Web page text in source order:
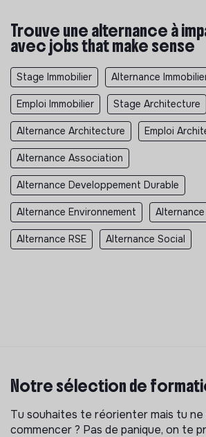
Trouve une alternance à
avec jobs that make sense
Stage Immobilier Alternance
Emploi Immobilier Stage Architecture
Alternance Architecture Emploi
Alternance Association
Alternance Developpement Durable
Alternance Environnement
Alternance RSE Alternance Social
Notre sélection de
Tu souhaites te réorienter mais tu ne
commencer ? Pas de panique, on te